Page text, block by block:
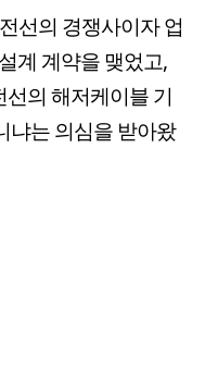
선의 경쟁사이자 업
계 계약을 맺었고,
의 해저케이블 기
냐는 의심을 받아왔